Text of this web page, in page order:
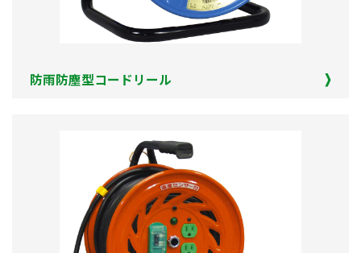
防雨防塵型コードリール